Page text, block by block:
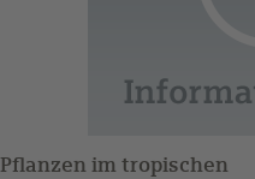
Pflanzen im tropischen